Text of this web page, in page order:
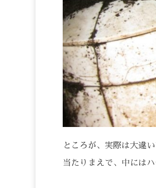
ところが、実際は大違
当たりまえで、中には